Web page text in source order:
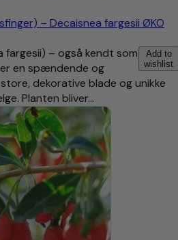
– Decaisnea fargesii ØKO
Add to
wishlist
fargesii) – også kendt som
en spændende og
dekorative blade og unikke
Planten bliver…